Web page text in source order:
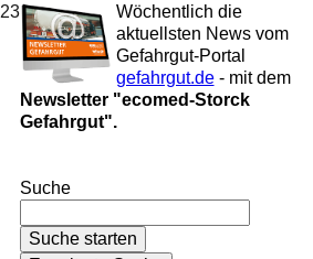
23
Wöchentlich die
aktuellsten News vom
Gefahrgut-Portal
gefahrgut.de- mit dem
Newsletter "ecomed-Storck
Gefahrgut".
Suche